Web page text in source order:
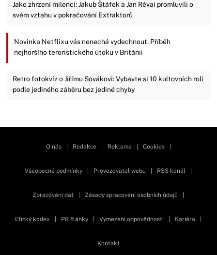
Jako zhrzení milenci: Jakub Štáfek a Jan Révai promluvili o
svém vztahu v pokračování Extraktorů
Novinka Netflixu vás nenechá vydechnout. Příběh
nejhoršího teroristického útoku v Británii
Retro fotokvíz o Jiřímu Sovákovi: Vybavte si 10 kultovních rolí
podle jediného záběru bez jediné chyby
O nás Redakce Reklama Cookies
Všeobecné podmínky Provozovatel webu RSS kanál
Zpracování dat Zásady zpracování osobních údajů
Etický kodex PR články Vymezení odpovědnosti Kariéra
Kontakt